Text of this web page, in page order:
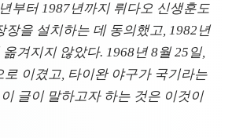
부터 1987년까지 뤼다오 신생훈도
을 설치하는 데 동의했고, 1982년
겨지지 않았다. 1968년 8월 25일,
이겼고, 타이완 야구가 국기라는
글이 말하고자 하는 것은 이것이